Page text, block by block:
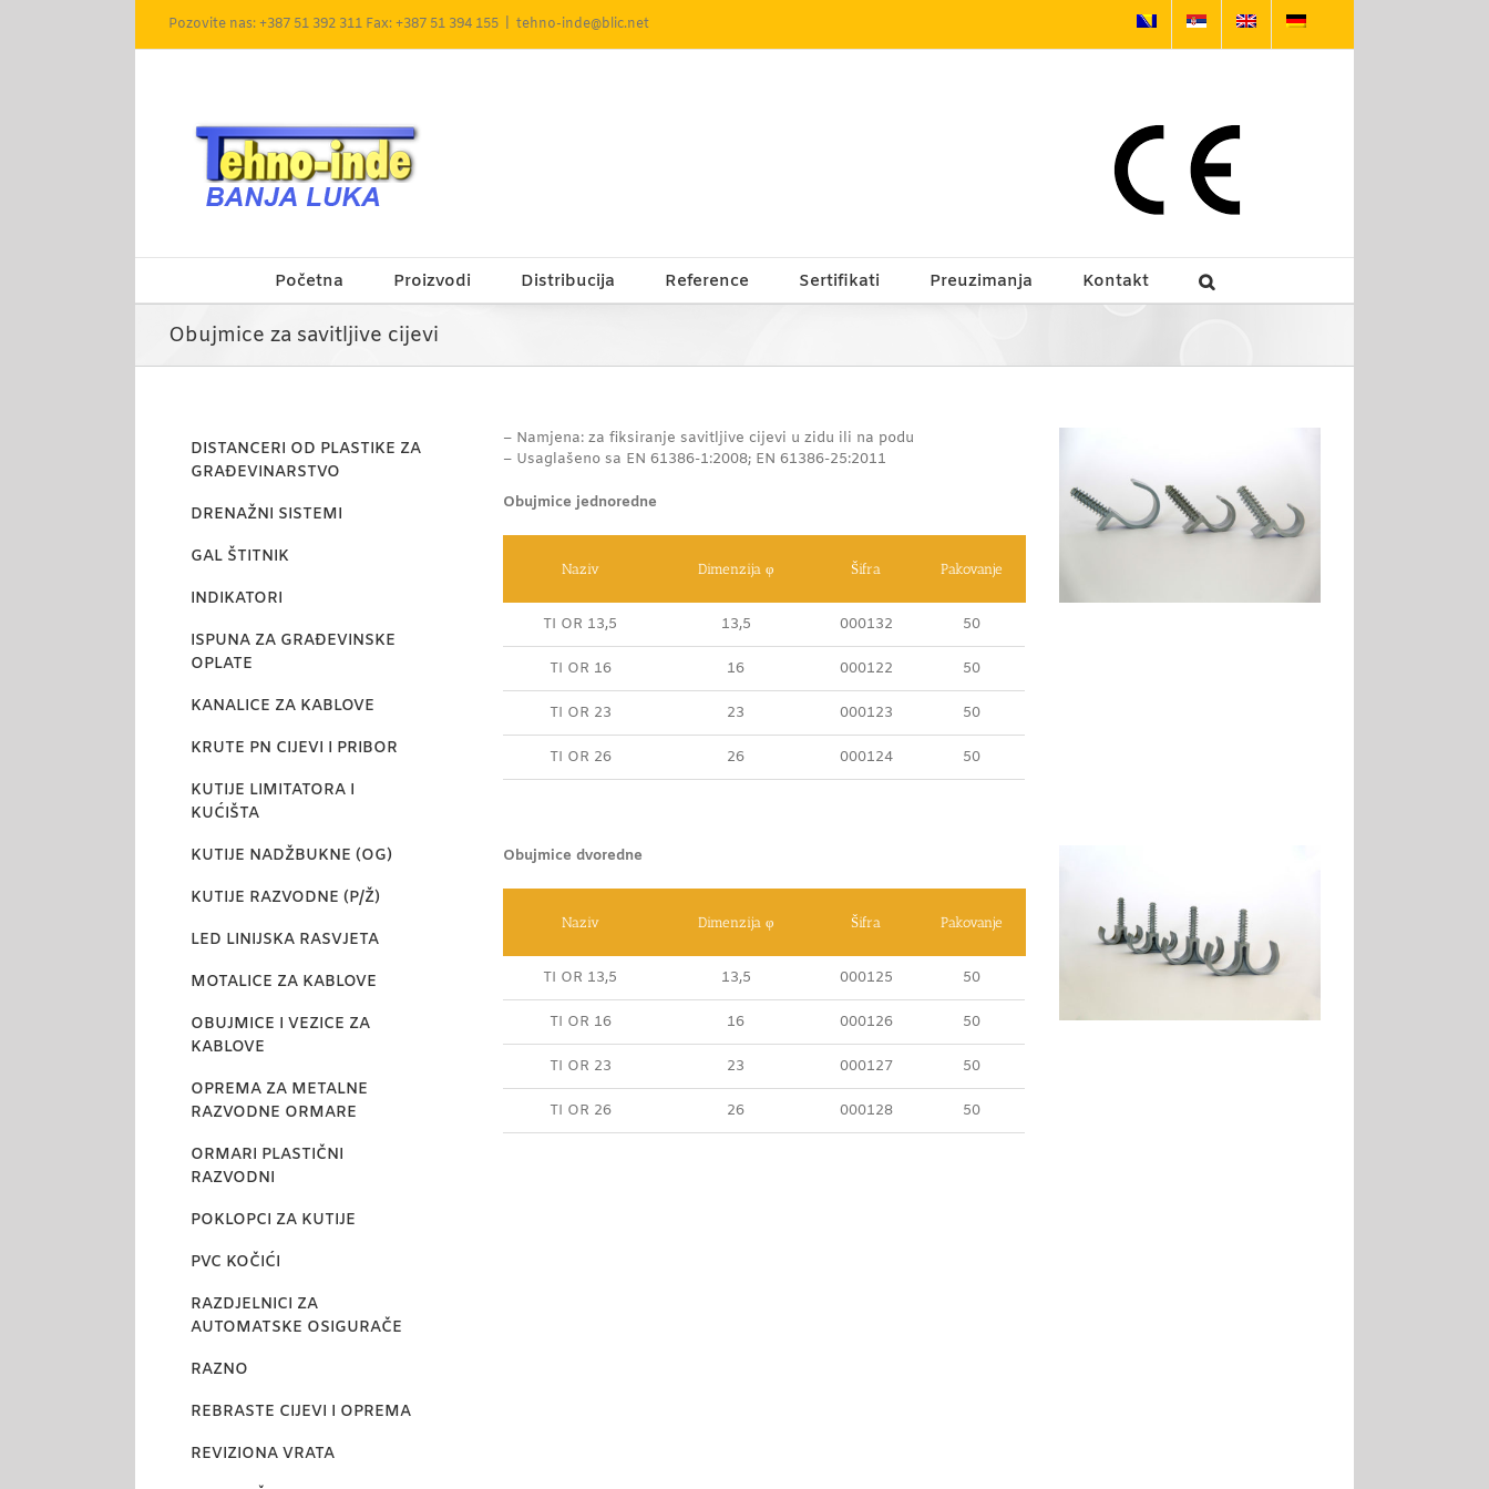
Pozovite nas: +387 51 392 311 Fax: +387 51 394 155 tehno-inde@blic.net
Početna Proizvodi Distribucija Reference Sertifikati Preuzimanja Kontakt
Obujmice za savitljive cijevi
– Namjena: za fiksiranje savitljive cijevi u zidu ili na podu
– Usaglašeno sa EN 61386-1:2008; EN 61386-25:2011
Obujmice jednoredne
Naziv Dimenzija φ Šifra Pakovanje
TI OR 13,5 13,5 000132 50
TI OR 16 16 000122 50
TI OR 23 23 000123 50
TI OR 26 26 000124 50
Obujmice dvoredne
Naziv Dimenzija φ Šifra Pakovanje
TI OR 13,5 13,5 000125 50
TI OR 16 16 000126 50
TI OR 23 23 000127 50
TI OR 26 26 000128 50
DISTANCERI OD PLASTIKE ZA
GRAĐEVINARSTVO
DRENAŽNI SISTEMI
GAL ŠTITNIK
INDIKATORI
ISPUNA ZA GRAĐEVINSKE
OPLATE
KANALICE ZA KABLOVE
KRUTE PN CIJEVI I PRIBOR
KUTIJE LIMITATORA I
KUĆIŠTA
KUTIJE NADŽBUKNE (OG)
KUTIJE RAZVODNE (P/Ž)
LED LINIJSKA RASVJETA
MOTALICE ZA KABLOVE
OBUJMICE I VEZICE ZA
KABLOVE
OPREMA ZA METALNE
RAZVODNE ORMARE
ORMARI PLASTIČNI
RAZVODNI
POKLOPCI ZA KUTIJE
PVC KOČIĆI
RAZDJELNICI ZA
AUTOMATSKE OSIGURAČE
RAZNO
REBRASTE CIJEVI I OPREMA
REVIZIONA VRATA